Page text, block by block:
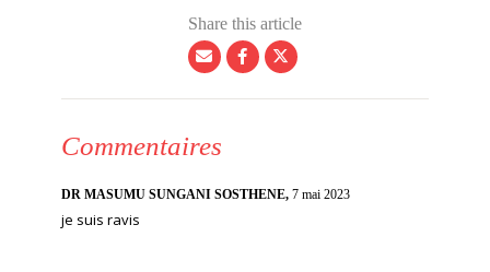
Share this article
Commentaires
DR MASUMU SUNGANI SOSTHENE, 7 mai 2023
je suis ravis